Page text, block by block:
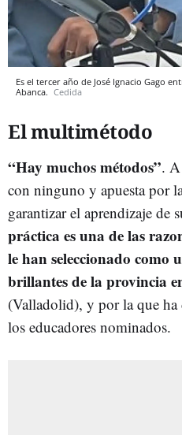
Es el tercer año de José Ignacio Gago
Abanca. Cedida
El multimétodo
“Hay muchos métodos”. A
con ninguno y apuesta por
garantizar el aprendizaje de
práctica es una de las
le han seleccionado como
brillantes de la provincia
(Valladolid), y por la que ha
los educadores nominados.